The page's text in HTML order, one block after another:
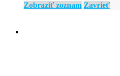
Zobraziť zoznam Zavrieť